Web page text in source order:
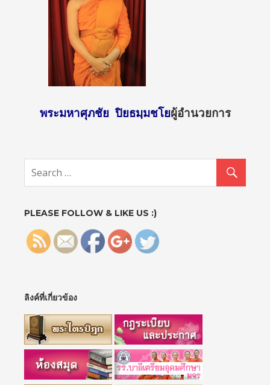
พระมหาศุภชัย ปิยธมฺมชโยผู้อำนวยการ
PLEASE FOLLOW & LIKE US :)
http://sun
ac.th/?
nt_id=137
1">
ลิงค์ที่เกี่ยวข้อง